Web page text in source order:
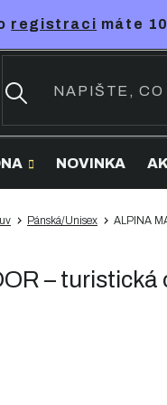
registraci máte
NOVINKA
Pánská/Unisex ALPINA
– turistická